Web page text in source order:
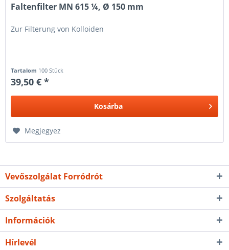
Faltenfilter MN 615 ¼, Ø 150 mm
Zur Filterung von Kolloiden
Tartalom 100 Stück
39,50 € *
Kosárba
Megjegyez
Vevőszolgálat Forródrót
Szolgáltatás
Információk
Hírlevél